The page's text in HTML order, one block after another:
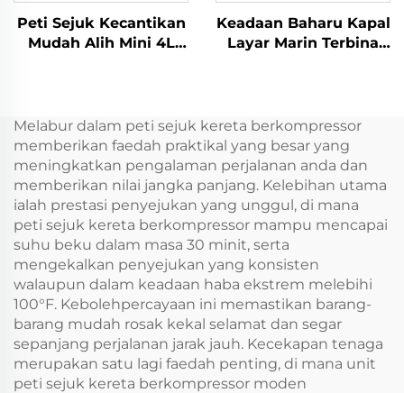
Peti Sejuk Kecantikan
Mudah Alih Mini 4L
Putih untuk
Penjagaan Kulit atau
Penggunaan Garaj
Keadaan Baru
Keadaan Baharu Kapal
Layar Marin Terbina
Dalam Peti sejuk Laci
Mini 20L Kereta Dc
Terbina Dalam
Melabur dalam peti sejuk kereta berkompressor
memberikan faedah praktikal yang besar yang
meningkatkan pengalaman perjalanan anda dan
memberikan nilai jangka panjang. Kelebihan utama
ialah prestasi penyejukan yang unggul, di mana
peti sejuk kereta berkompressor mampu mencapai
suhu beku dalam masa 30 minit, serta
mengekalkan penyejukan yang konsisten
walaupun dalam keadaan haba ekstrem melebihi
100°F. Kebolehpercayaan ini memastikan barang-
barang mudah rosak kekal selamat dan segar
sepanjang perjalanan jarak jauh. Kecekapan tenaga
merupakan satu lagi faedah penting, di mana unit
peti sejuk kereta berkompressor moden